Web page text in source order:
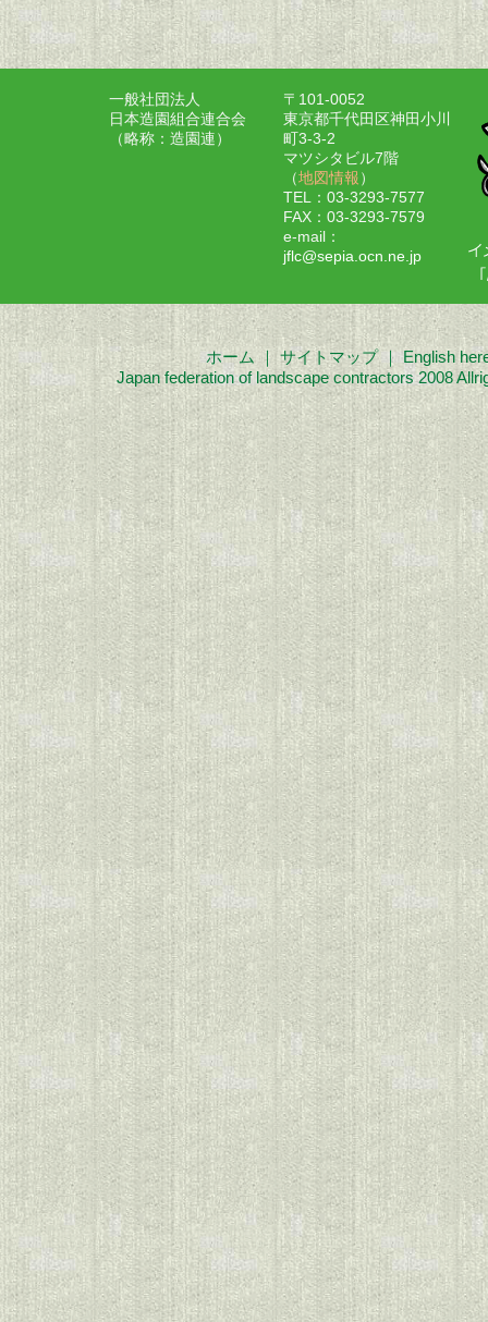
一般社団法人
日本造園組合連合会
（略称：造園連）
〒101-0052
東京都千代田区神田小川
町3-3-2
マツシタビル7階
（地図情報）
TEL：03-3293-7577
FAX：03-3293-7579
e-mail：
jflc@sepia.ocn.ne.jp
ホーム ｜ サイトマップ｜English
Japan federation of landscape contractors 2008